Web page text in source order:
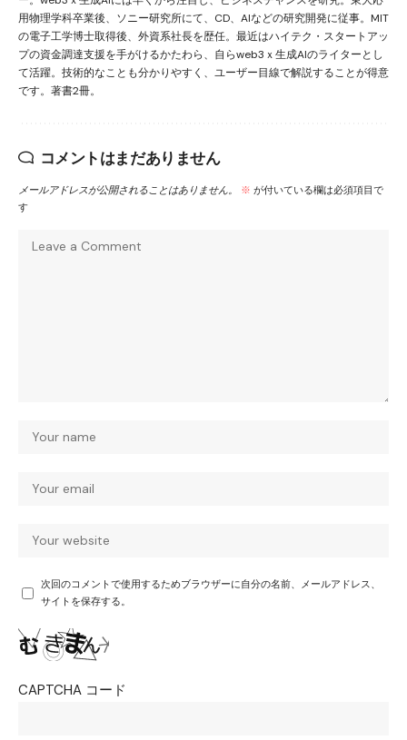
用物理学科卒業後、ソニー研究所にて、CD、AIなどの研究開発に従事。MIT
の電子工学博士取得後、外資系社長を歴任。最近はハイテク・スタートアッ
プの資金調達支援を手がけるかたわら、自らweb3ｘ生成AIのライターとし
て活躍。技術的なことも分かりやすく、ユーザー目線で解説することが得意
です。著書2冊。
コメントはまだありません
メールアドレスが公開されることはありません。 ※ が付いている欄は必須項目で
す
次回のコメントで使用するためブラウザーに自分の名前、メールアドレス、
サイトを保存する。
CAPTCHA コード